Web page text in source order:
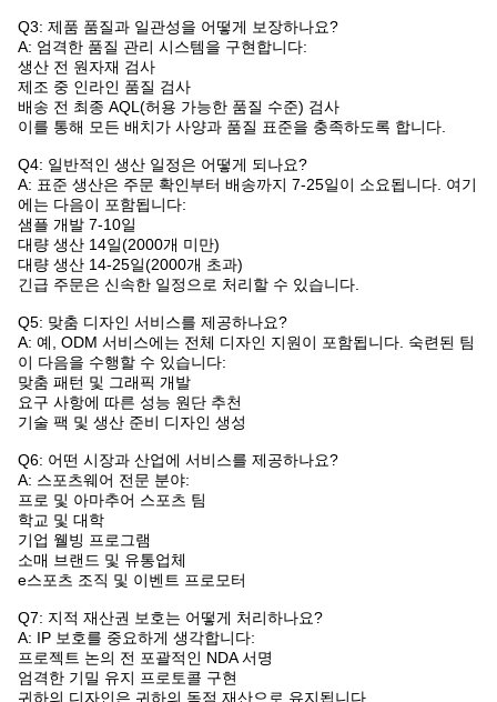
Q3: 제품 품질과 일관성을 어떻게 보장하나요?
A: 엄격한 품질 관리 시스템을 구현합니다:
생산 전 원자재 검사
제조 중 인라인 품질 검사
배송 전 최종 AQL(허용 가능한 품질 수준) 검사
이를 통해 모든 배치가 사양과 품질 표준을 충족하도록 합니다.
Q4: 일반적인 생산 일정은 어떻게 되나요?
A: 표준 생산은 주문 확인부터 배송까지 7-25일이 소요됩니다. 여기
에는 다음이 포함됩니다:
샘플 개발 7-10일
대량 생산 14일(2000개 미만)
대량 생산 14-25일(2000개 초과)
긴급 주문은 신속한 일정으로 처리할 수 있습니다.
Q5: 맞춤 디자인 서비스를 제공하나요?
A: 예, ODM 서비스에는 전체 디자인 지원이 포함됩니다. 숙련된 팀
이 다음을 수행할 수 있습니다:
맞춤 패턴 및 그래픽 개발
요구 사항에 따른 성능 원단 추천
기술 팩 및 생산 준비 디자인 생성
Q6: 어떤 시장과 산업에 서비스를 제공하나요?
A: 스포츠웨어 전문 분야:
프로 및 아마추어 스포츠 팀
학교 및 대학
기업 웰빙 프로그램
소매 브랜드 및 유통업체
e스포츠 조직 및 이벤트 프로모터
Q7: 지적 재산권 보호는 어떻게 처리하나요?
A: IP 보호를 중요하게 생각합니다:
프로젝트 논의 전 포괄적인 NDA 서명
엄격한 기밀 유지 프로토콜 구현
귀하의 디자인은 귀하의 독점 재산으로 유지됩니다.